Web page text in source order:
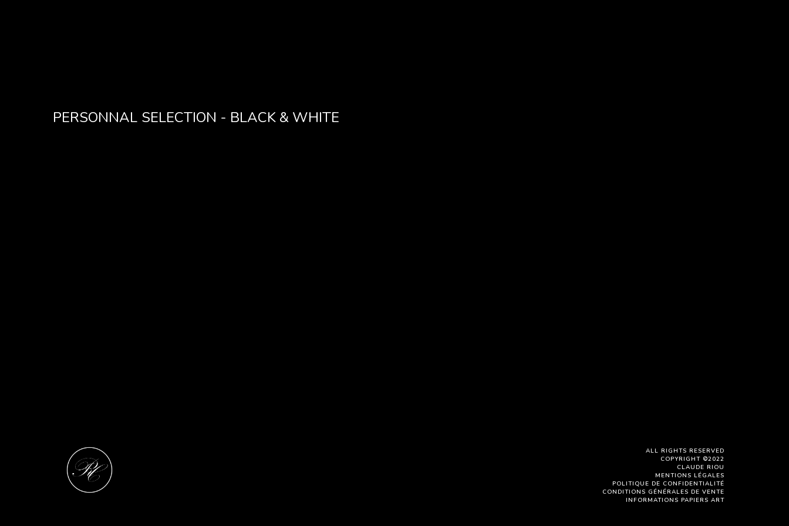
PERSONNAL SELECTION - BLACK & WHITE
ALL RIGHTS RESERVED
COPYRIGHT ©2022
CLAUDE RIOU
MENTIONS LÉGALES
POLITIQUE DE CONFIDENTIALITÉ
CONDITIONS GÉNÉRALES DE VENTE
INFORMATIONS PAPIERS ART